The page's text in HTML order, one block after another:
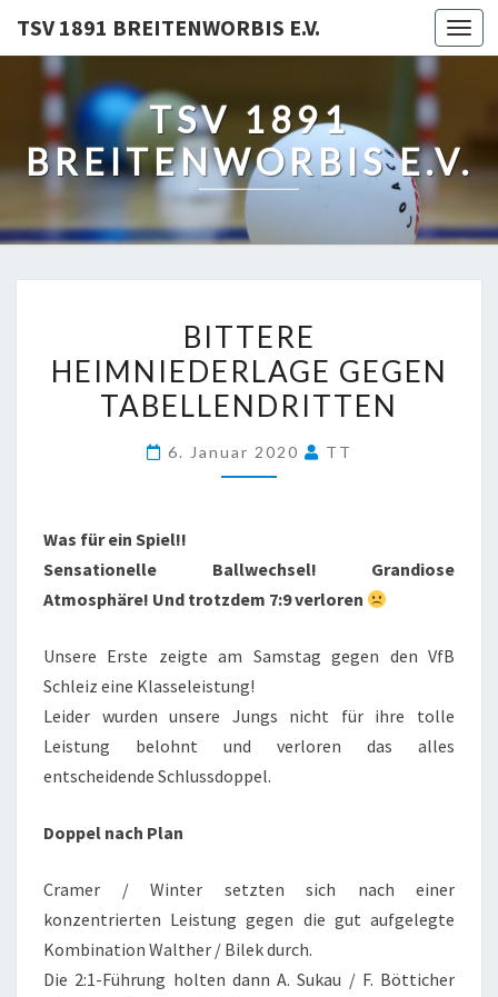
TSV 1891 BREITENWORBIS E.V.
TSV 1891
BREITENWORBIS E.V.
HEIMNIEDERLAGE
GEGEN
TABELLENDRITTEN
BITTERE
HEIMNIEDERLAGE GEGEN
TABELLENDRITTEN
6. Januar 2020 TT
Was für ein Spiel!!
Sensationelle Ballwechsel! Grandiose
Atmosphäre! Und trotzdem 7:9 verloren
Unsere Erste zeigte am Samstag gegen den VfB
Schleiz eine Klasseleistung!
Leider wurden unsere Jungs nicht für ihre tolle
Leistung belohnt und verloren das alles
entscheidende Schlussdoppel.
Doppel nach Plan
Cramer / Winter setzten sich nach einer
konzentrierten Leistung gegen die gut aufgelegte
Kombination Walther / Bilek durch.
Die 2:1-Führung holten dann A. Sukau / F. Bötticher